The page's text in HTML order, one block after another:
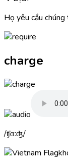
Họ yêu cầu
charge
ʧɑːʤ